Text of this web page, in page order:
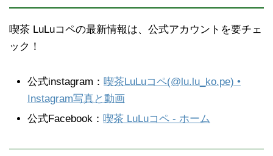
喫茶 LuLuコペの最新情報は、公式アカウントを要チェ
ック！
公式instagram： 喫茶LuLuコペ(@lu.lu_ko.pe) •
Instagram写真と動画
公式Facebook： 喫茶 LuLuコペ - ホーム